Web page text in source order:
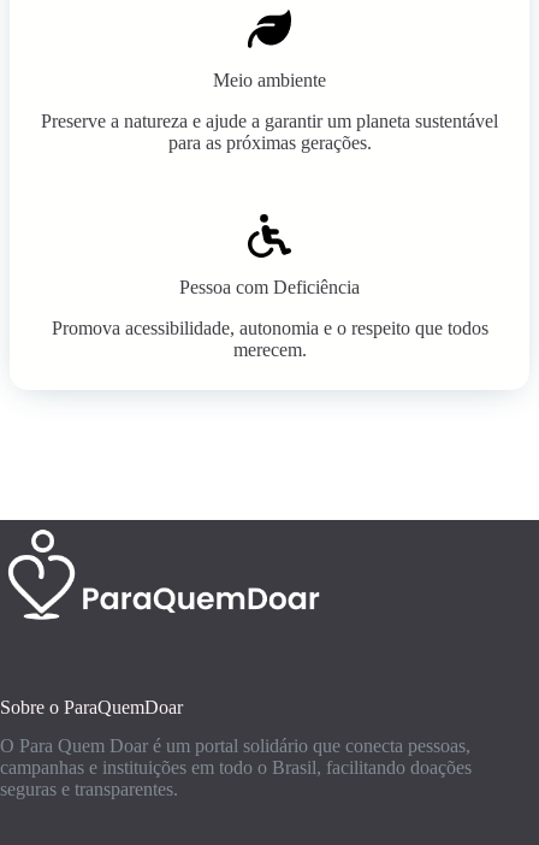
Meio ambiente
Preserve a natureza e ajude a garantir um planeta sustentável
para as próximas gerações.
Pessoa com Deficiência
Promova acessibilidade, autonomia e o respeito que todos
merecem.
Sobre o ParaQuemDoar
O Para Quem Doar é um portal solidário que conecta pessoas,
campanhas e instituições em todo o Brasil, facilitando doações
seguras e transparentes.